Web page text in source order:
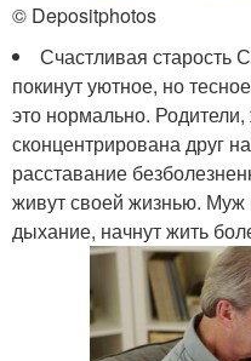
© Depositphotos
Счастливая старость
покинут уютное, но
это нормально.
сконцентрирована друг
расставание
живут своей жизнью. Муж
дыхание, начнут жить